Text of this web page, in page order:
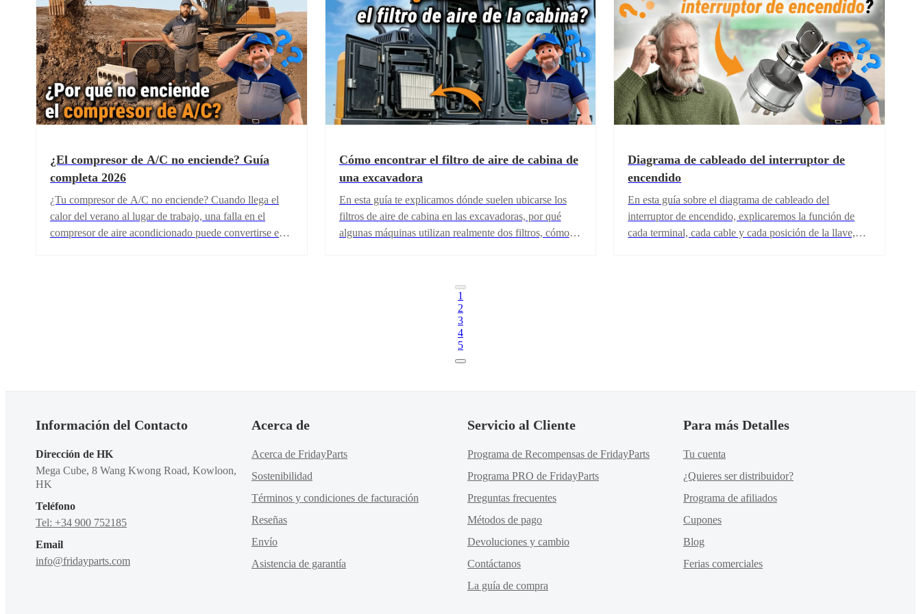
arranque por tu cuenta.
¿El compresor de A/C no enciende? Guía
completa 2026
¿Tu compresor de A/C no enciende? Cuando llega el
calor del verano al lugar de trabajo, una falla en el
compresor de aire acondicionado puede convertirse en
Cómo encontrar el filtro de aire de cabina de
una excavadora
En esta guía te explicamos dónde suelen ubicarse los
filtros de aire de cabina en las excavadoras, por qué
algunas máquinas utilizan realmente dos filtros, cómo
Diagrama de cableado del interruptor de
encendido
En esta guía sobre el diagrama de cableado del
interruptor de encendido, explicaremos la función de
cada terminal, cada cable y cada posición de la llave,
1
2
3
4
5
Información del Contacto
Dirección de HK
Mega Cube, 8 Wang Kwong Road, Kowloon,
HK
Teléfono
Tel: +34 900 752185
Email
info@fridayparts.com
Acerca de
Acerca de FridayParts
Sostenibilidad
Términos y condiciones de facturación
Reseñas
Envío
Asistencia de garantía
Servicio al Cliente
Programa de Recompensas de FridayParts
Programa PRO de FridayParts
Preguntas frecuentes
Métodos de pago
Devoluciones y cambio
Contáctanos
La guía de compra
Para más Detalles
Tu cuenta
¿Quieres ser distribuidor?
Programa de afiliados
Cupones
Blog
Ferias comerciales